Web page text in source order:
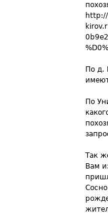
По д.
По
Так
Вам